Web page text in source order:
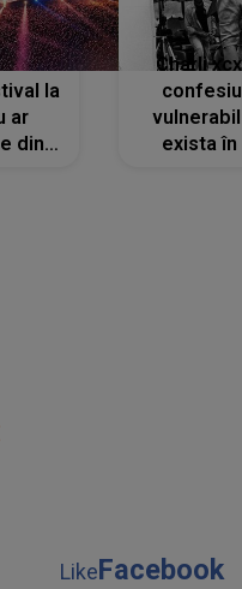
la
ar
din
Charli
exista
LikeFacebook